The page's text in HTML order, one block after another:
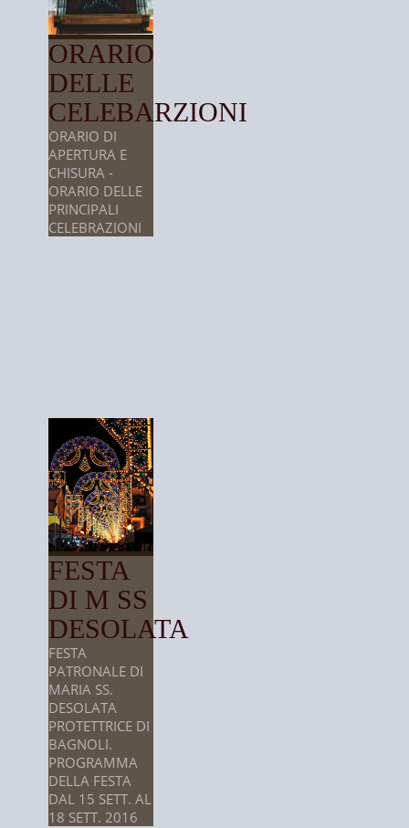
ORARIO
DELLE
CELEBARZIONI
ORARIO DI
APERTURA E
CHISURA -
ORARIO DELLE
PRINCIPALI
CELEBRAZIONI
FESTA
DI M SS
DESOLATA
FESTA
PATRONALE DI
MARIA SS.
DESOLATA
PROTETTRICE DI
BAGNOLI.
PROGRAMMA
DELLA FESTA
DAL 15 SETT. AL
18 SETT. 2016